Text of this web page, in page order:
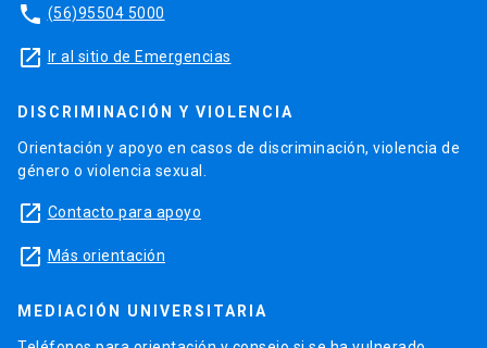
phone (56)95504 5000
launch Ir al sitio de Emergencias
DISCRIMINACIÓN Y VIOLENCIA
Orientación y apoyo en casos de discriminación, violencia de
género o violencia sexual.
launch Contacto para apoyo
launch Más orientación
MEDIACIÓN UNIVERSITARIA